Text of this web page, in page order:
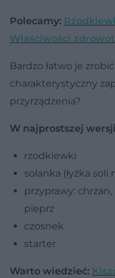
Polecamy:
Właściwości
Bardzo łatwo je
charakterystyczny
przyrządzenia?
W najprostszej
rzodkiewki
solanka (łyżka soli
przyprawy:
pieprz
czosnek
starter
Warto wiedzieć: